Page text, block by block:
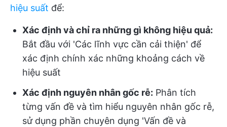
hiệu suất để:
Xác định và chỉ ra những gì không hiệu quả:
Bắt đầu với 'Các lĩnh vực cần cải thiện' để
xác định chính xác những khoảng cách về
hiệu suất
Xác định nguyên nhân gốc rễ: Phân tích
từng vấn đề và tìm hiểu nguyên nhân gốc rễ,
sử dụng phần chuyên dụng 'Vấn đề và